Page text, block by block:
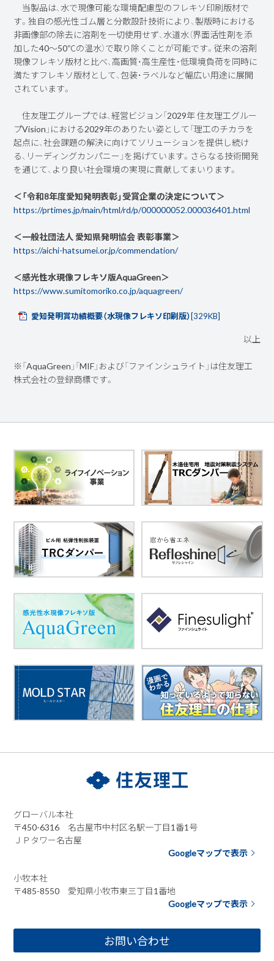
当製品は、水で現像可能な環境配慮型のフレキソ印刷版材で
す。独自の感光性ゴム層と分散設計技術により、製版時における
非画像部の除去に溶剤を一切使用せず、水道水（界面活性剤を添
加した40～50℃の温水）で取り除くことが可能です。従来の溶剤
現像フレキソ版材と比べ、高画質・高生産性・低環境負荷を同時に
満たすフレキソ版材として、包装・ラベルなど幅広い用途に展開
されています。
住友理工グループでは、経営ビジョン「2029年 住友理工グルー
プVision」における2029年のありたい姿として「理工のチカラを
起点に、社会課題の解決に向けてソリューションを提供し続け
る、リーディングカンパニー」を掲げています。さらなる技術開発
を通じて、より良い社会環境の実現に貢献してまいります。
＜「令和8年度愛知発明表彰」受賞企業の決定について＞
https://prtimes.jp/main/html/rd/p/000000052.000036401.html
＜一般社団法人 愛知県発明協会 表彰事業＞
https://aichi-hatsumei.or.jp/commendation/
＜感光性水現像フレキソ版AquaGreen＞
https://www.sumitomoriko.co.jp/aquagreen/
愛知発明賞功績概要（水現像フレキソ印刷版）[329KB]
以上
※「AquaGreen」「MIF」および「ファインシュライト」は住友理工
株式会社の登録商標です。
グローバル本社
〒450-6316 名古屋市中村区名駅一丁目1番1号
ＪＰタワー名古屋
Googleマップで表示
小牧本社
〒485-8550 愛知県小牧市東三丁目1番地
Googleマップで表示
お問い合わせ